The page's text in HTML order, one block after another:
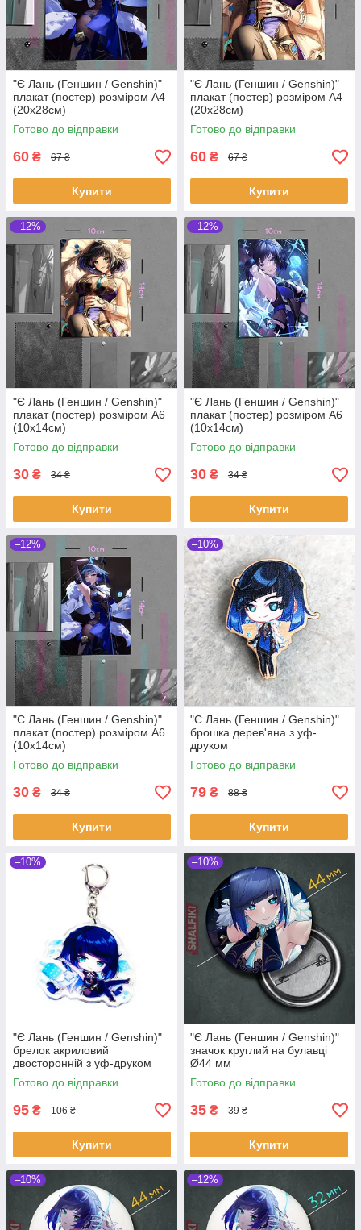
"Є Лань (Геншин / Genshin)"
плакат (постер) розміром А4
(20х28см)
Готово до відправки
60 ₴ 67 ₴
Купити
"Є Лань (Геншин / Genshin)"
плакат (постер) розміром А4
(20х28см)
Готово до відправки
60 ₴ 67 ₴
Купити
–12%
"Є Лань (Геншин / Genshin)"
плакат (постер) розміром А6
(10х14см)
Готово до відправки
30 ₴ 34 ₴
Купити
–12%
"Є Лань (Геншин / Genshin)"
плакат (постер) розміром А6
(10х14см)
Готово до відправки
30 ₴ 34 ₴
Купити
–12%
"Є Лань (Геншин / Genshin)"
плакат (постер) розміром А6
(10х14см)
Готово до відправки
30 ₴ 34 ₴
Купити
–10%
"Є Лань (Геншин / Genshin)"
брошка дерев'яна з уф-
друком
Готово до відправки
79 ₴ 88 ₴
Купити
–10%
"Є Лань (Геншин / Genshin)"
брелок акриловий
двосторонній з уф-друком
Готово до відправки
95 ₴ 106 ₴
Купити
–10%
"Є Лань (Геншин / Genshin)"
значок круглий на булавці
Ø44 мм
Готово до відправки
35 ₴ 39 ₴
Купити
–10% –12%